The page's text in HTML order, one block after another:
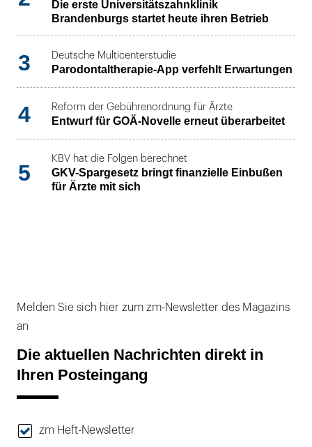
Die erste Universitätszahnklinik
Brandenburgs startet heute ihren Betrieb
3 Deutsche Multicenterstudie
Parodontaltherapie-App verfehlt Erwartungen
4 Reform der Gebührenordnung für Ärzte
Entwurf für GOÄ-Novelle erneut überarbeitet
5
KBV hat die Folgen berechnet
GKV-Spargesetz bringt finanzielle Einbußen
für Ärzte mit sich
Melden Sie sich hier zum zm-Newsletter des Magazins
an
Die aktuellen Nachrichten direkt in
Ihren Posteingang
zm Heft-Newsletter